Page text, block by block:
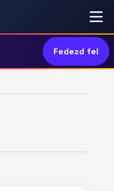
Fedezd fel